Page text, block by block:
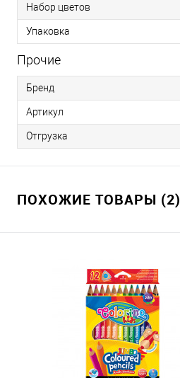
Набор цветов
Упаковка
Прочие
Бренд
Артикул
Отгрузка
ПОХОЖИЕ ТОВАРЫ (2)